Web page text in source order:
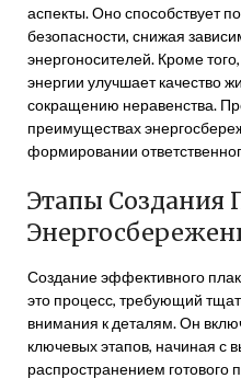
аспекты. Оно способствует
безопасности, снижая
энергоносителей. Кроме
энергии улучшает качество
сокращению неравенства.
преимуществах
формировании
Этапы Создания
Создание эффективного
это процесс, требующий
внимания к деталям. Он
ключевых этапов, начиная с
распространением готового